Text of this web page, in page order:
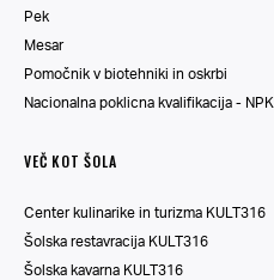
Pek
Mesar
Pomočnik v biotehniki in oskrbi
Nacionalna poklicna kvalifikacija - NPK
VEČ KOT ŠOLA
Center kulinarike in turizma KULT316
Šolska restavracija KULT316
Šolska kavarna KULT316